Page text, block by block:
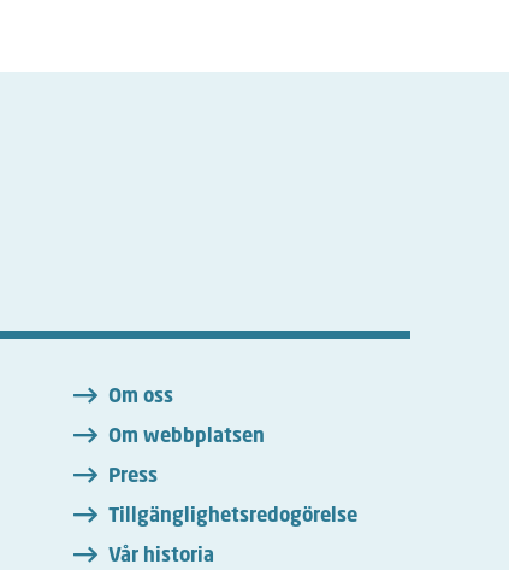
Om oss
Om webbplatsen
Press
Tillgänglighetsredogörelse
Vår historia